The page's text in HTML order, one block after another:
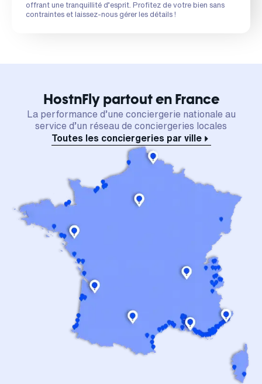
offrant une tranquillité d’esprit. Profitez de votre bien sans
contraintes et laissez-nous gérer les détails !
HostnFly partout en France
La performance d’une conciergerie nationale au
service d’un réseau de conciergeries locales
Toutes les conciergeries par ville